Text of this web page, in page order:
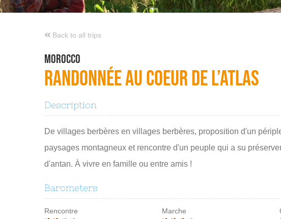
Back to all trips
Morocco
Randonnée au coeur de l’Atlas
Description
De villages berbères en villages berbères, proposition d'un
paysages montagneux et rencontre d'un peuple qui a su
d'antan. À vivre en famille ou entre amis !
Barometers
Rencontre Marche